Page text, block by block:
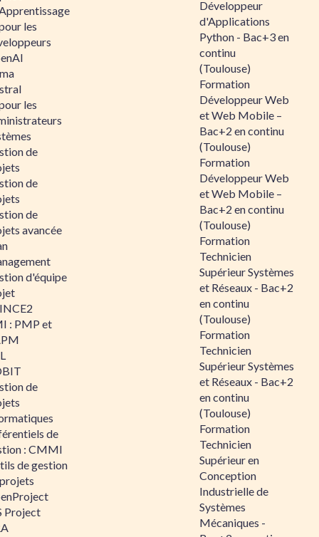
les
les
de
de
de
avancée
d'équipe
: PMP et
de
de
: CMMI
de gestion
Project
Développeur
d'Applications
Python - Bac+3 en
continu
(Toulouse)
Formation
Développeur Web
et Web Mobile –
Bac+2 en continu
(Toulouse)
Formation
Développeur Web
et Web Mobile –
Bac+2 en continu
(Toulouse)
Formation
Technicien
Supérieur Systèmes
et Réseaux - Bac+2
en continu
(Toulouse)
Formation
Technicien
Supérieur Systèmes
et Réseaux - Bac+2
en continu
(Toulouse)
Formation
Technicien
Supérieur en
Conception
Industrielle de
Systèmes
Mécaniques -